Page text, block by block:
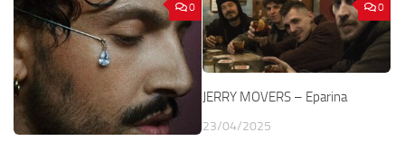
0 0
JERRY MOVERS – Eparina
23/04/2025